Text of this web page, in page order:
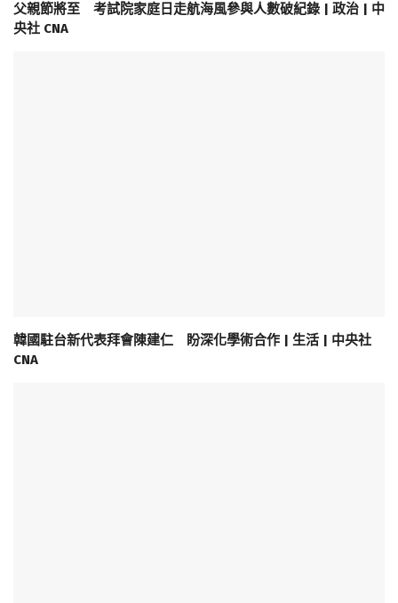
父親節將至 考試院家庭日走航海風參與人數破紀錄 | 政治 | 中
央社 CNA
韓國駐台新代表拜會陳建仁 盼深化學術合作 | 生活 | 中央社
CNA